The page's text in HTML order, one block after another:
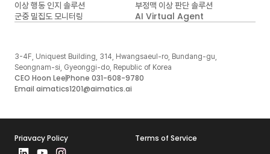
이상 행동 인지 솔루션
군중 밀집도 모니터링
부정맥 이상 판단 솔루션
AI Virtual Agent
CEO Hoon LeePhone 031-608-9780
Email aimatics1201@aimatics.ai
3-4F, Uniquest Building, 314, Hwangsaeul-ro, Bundang-gu,
Seongnam-si, Gyeonggi-do, Republic of Korea
Priavacy Policy Terms of Service